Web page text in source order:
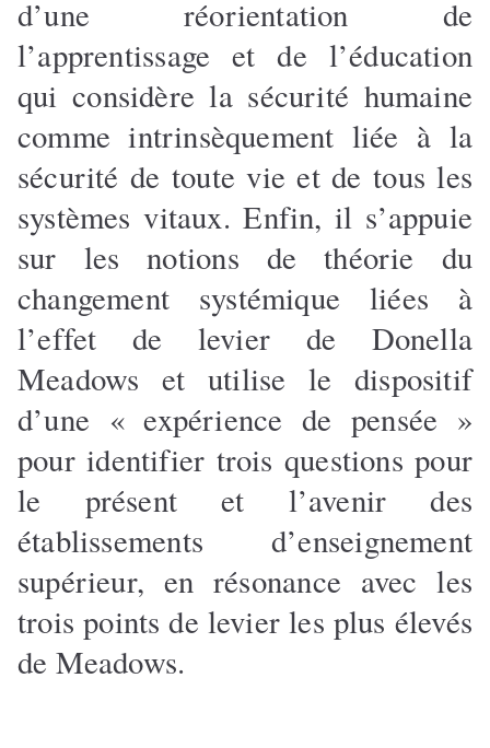
d’une réorientation de
l’apprentissage et de l’éducation
qui considère la sécurité humaine
comme intrinsèquement liée à la
sécurité de toute vie et de tous les
systèmes vitaux. Enfin, il s’appuie
sur les notions de théorie du
changement systémique liées à
l’effet de levier de Donella
Meadows et utilise le dispositif
d’une « expérience de pensée »
pour identifier trois questions pour
le présent et l’avenir des
établissements d’enseignement
supérieur, en résonance avec les
trois points de levier les plus élevés
de Meadows.